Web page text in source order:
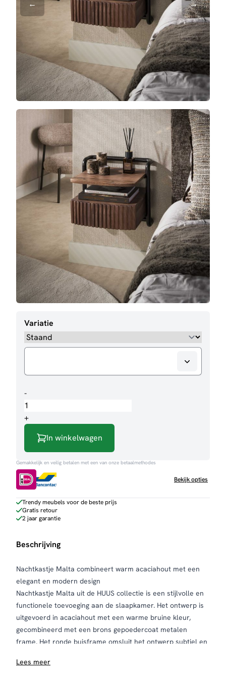
Variatie
-Nachtkastje
Malta
aantal
+
In winkelwagen
Gemakkelijk en veilig betalen met een van onze betaalmethodes
Bekijk opties
Trendy meubels voor de beste prijs
Gratis retour
2 jaar garantie
Beschrijving
Nachtkastje Malta combineert warm acaciahout met een
elegant en modern design
Nachtkastje Malta uit de HUUS collectie is een stijlvolle en
functionele toevoeging aan de slaapkamer. Het ontwerp is
uitgevoerd in acaciahout met een warme bruine kleur,
gecombineerd met een brons gepoedercoat metalen
frame. Het ronde buisframe omsluit het ontwerp subtiel en
Het nachtkastje beschikt over een praktische indeling met
Lees meer